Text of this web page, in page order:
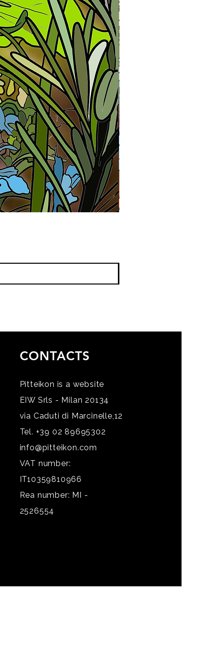
CONTACTS
Pitteikon is a website
EIW Srls - Milan 20134
via Caduti di Marcinelle,12
Tel. +39 02 89695302
info@pitteikon.com
VAT number:
IT10359810966
Rea number: MI -
2526554